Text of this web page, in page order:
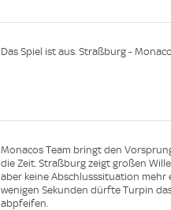
Das Spiel ist aus. Straßburg - Monaco
Monacos Team bringt den
die Zeit. Straßburg zeigt großen
aber keine Abschlusssituation mehr
wenigen Sekunden dürfte Turpin
abpfeifen.